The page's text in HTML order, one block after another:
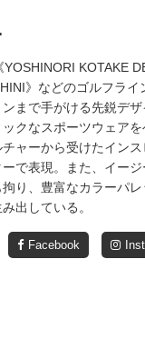
YOSHINORI KOTAKE
》などのゴルフライ
まで手がける先鋭デザ
ックなスポーツウェア
ャーから受けたイン
で表現。また、イー
り、豊富なカラーパレ
出している。
Facebook